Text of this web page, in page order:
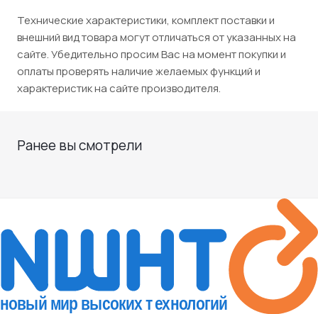
Технические характеристики, комплект поставки и
внешний вид товара могут отличаться от указанных на
сайте. Убедительно просим Вас на момент покупки и
оплаты проверять наличие желаемых функций и
характеристик на сайте производителя.
Ранее вы смотрели